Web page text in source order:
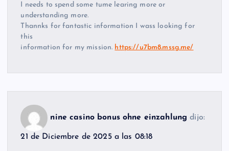
I needs to spend some tume learing more or
understanding more.
Thannks for fantastic information I wass looking for
this
information for my mission. https://u7bm8.mssg.me/
nine casino bonus ohne einzahlung dijo:
21 de Diciembre de 2025 a las 08:18